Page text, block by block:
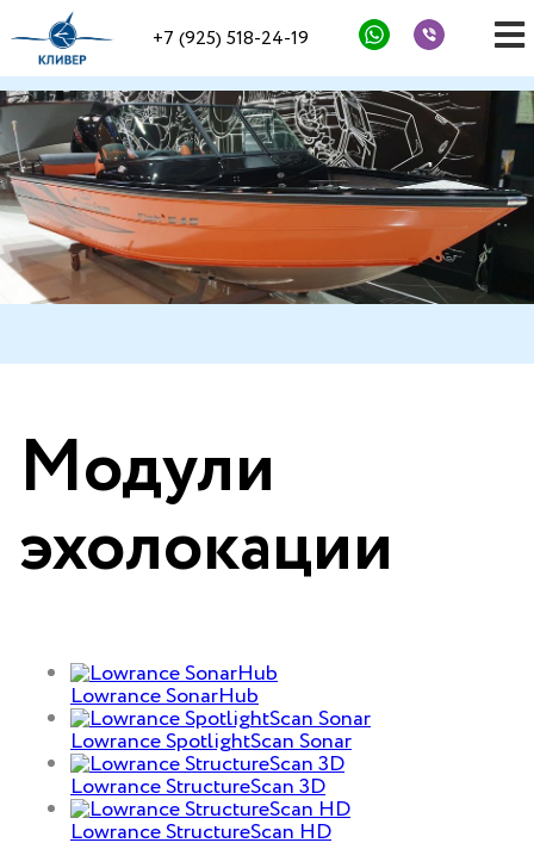
+7 (925) 518-24-19
Модули
эхолокации
Lowrance SonarHub
Lowrance SpotlightScan Sonar
Lowrance StructureScan 3D
Lowrance StructureScan HD